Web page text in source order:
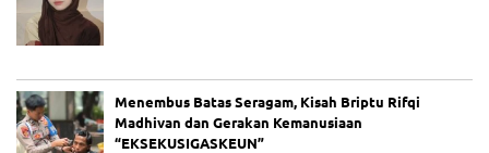
Menembus Batas Seragam, Kisah Briptu Rifqi
Madhivan dan Gerakan Kemanusiaan
“EKSEKUSIGASKEUN”